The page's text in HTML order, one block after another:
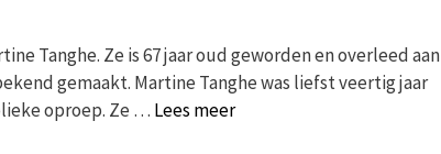
Tanghe. Ze is 67 jaar oud geworden en overleed aan
gemaakt. Martine Tanghe was liefst veertig jaar
oproep. Ze … Lees meer